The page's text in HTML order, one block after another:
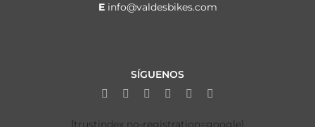
E info@valdesbikes.com
SÍGUENOS
[trustindex no-registration=google]